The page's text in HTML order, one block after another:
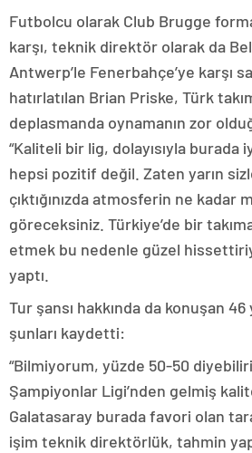
Futbolcu olarak Club Brugge
karşı, teknik direktör olarak da
Antwerp’le Fenerbahçe’ye karşı
hatırlatılan Brian Priske, Türk
deplasmanda oynamanın zor
“Kaliteli bir lig, dolayısıyla burada
hepsi pozitif değil. Zaten yarın
çıktığınızda atmosferin ne kadar
göreceksiniz. Türkiye’de bir
etmek bu nedenle güzel
yaptı.
Tur şansı hakkında da konuşan 46
şunları kaydetti:
“Bilmiyorum, yüzde 50-50
Şampiyonlar Ligi’nden gelmiş
Galatasaray burada favori olan
işim teknik direktörlük, tahmin